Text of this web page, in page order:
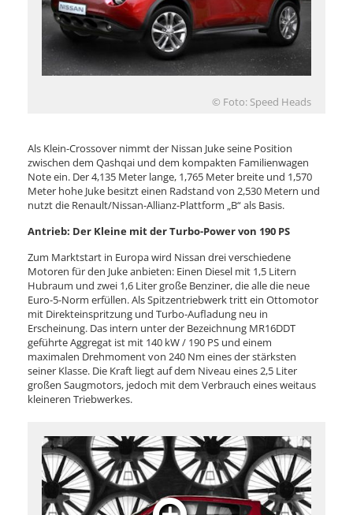
© Foto: Speed Heads
Als Klein-Crossover nimmt der Nissan Juke seine Position
zwischen dem Qashqai und dem kompakten Familienwagen
Note ein. Der 4,135 Meter lange, 1,765 Meter breite und 1,570
Meter hohe Juke besitzt einen Radstand von 2,530 Metern und
nutzt die Renault/Nissan-Allianz-Plattform „B“ als Basis.
Antrieb: Der Kleine mit der Turbo-Power von 190 PS
Zum Marktstart in Europa wird Nissan drei verschiedene
Motoren für den Juke anbieten: Einen Diesel mit 1,5 Litern
Hubraum und zwei 1,6 Liter große Benziner, die alle die neue
Euro-5-Norm erfüllen. Als Spitzentriebwerk tritt ein Ottomotor
mit Direkteinspritzung und Turbo-Aufladung neu in
Erscheinung. Das intern unter der Bezeichnung MR16DDT
geführte Aggregat ist mit 140 kW / 190 PS und einem
maximalen Drehmoment von 240 Nm eines der stärksten
seiner Klasse. Die Kraft liegt auf dem Niveau eines 2,5 Liter
großen Saugmotors, jedoch mit dem Verbrauch eines weitaus
kleineren Triebwerkes.